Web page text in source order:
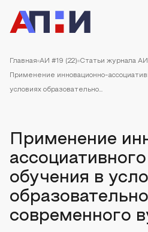
Главная АИ #19 (22) Статьи журнала АИ
Применение инновационно-
условиях образовательно...
Применение
обучения в
современного